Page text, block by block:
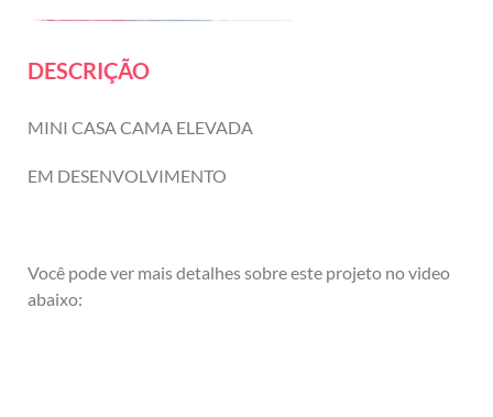
DESCRIÇÃO
MINI CASA CAMA ELEVADA
EM DESENVOLVIMENTO
Você pode ver mais detalhes sobre este projeto no video
abaixo: